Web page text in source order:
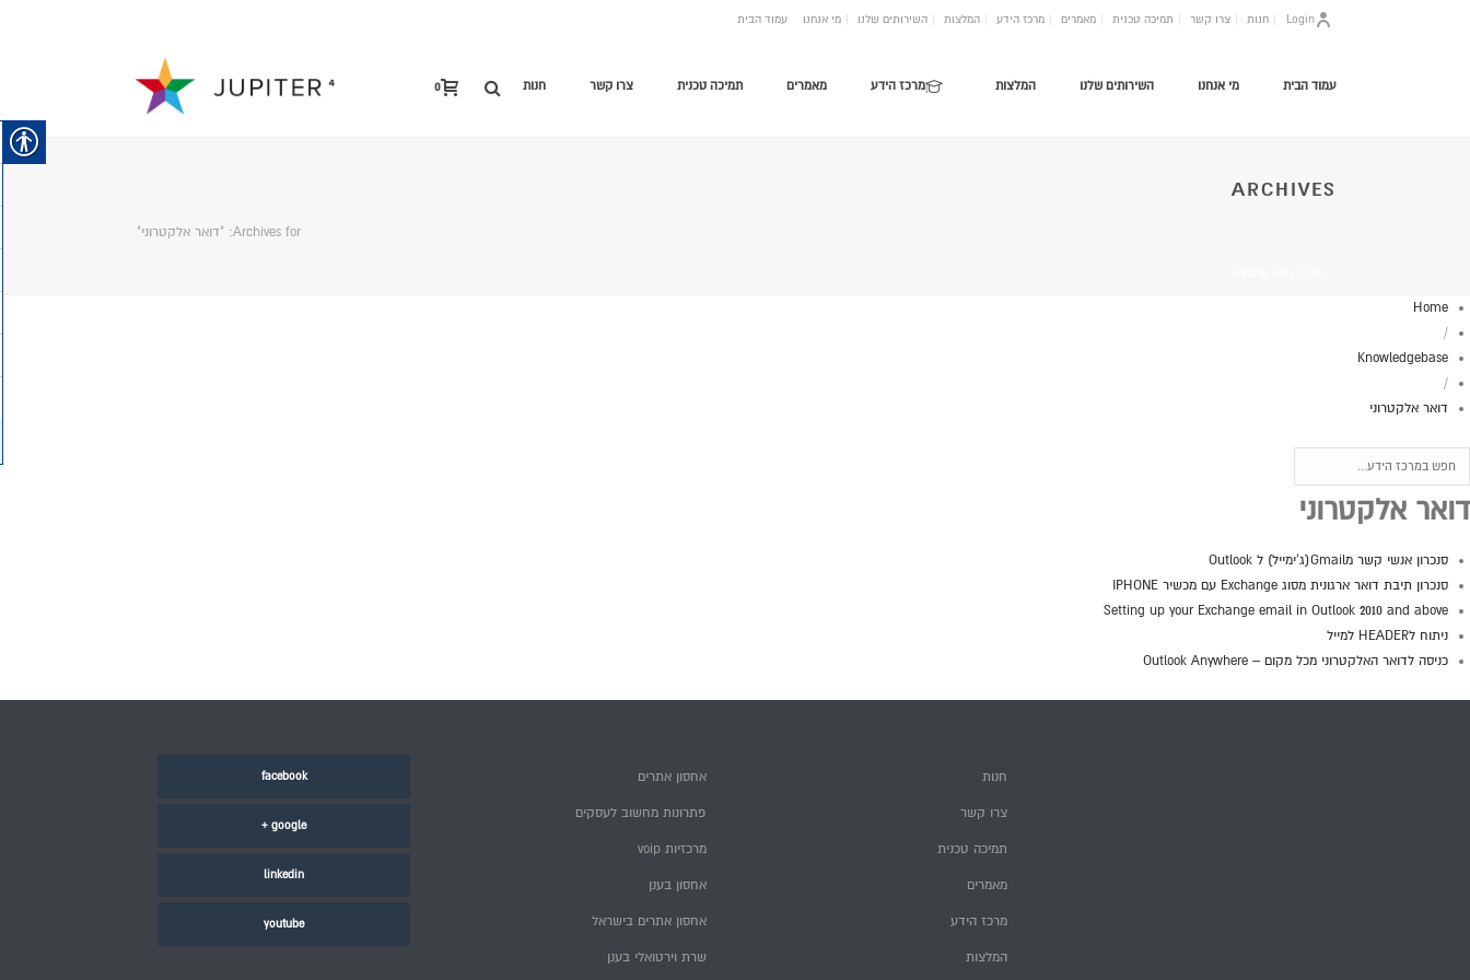
חנות צרו קשר תמיכה טכנית מאמרים מרכז הידע המלצות השירותים שלנו מי אנחנו עמוד הבית Login
חנות צרו קשר תמיכה טכנית מאמרים מרכז הידע המלצות השירותים שלנו מי אנחנו עמוד הבית 0
ARCHIVES
Archives for: "דואר אלקטרוני"
Home
/
Knowledgebase
/
דואר אלקטרוני
דואר אלקטרוני
סנכרון אנשי קשר מGmail(ג'ימייל) ל Outlook
סנכרון תיבת דואר ארגונית מסוג Exchange עם מכשיר IPHONE
Setting up your Exchange email in Outlook 2010 and above
ניתוח לHEADER למייל
כניסה לדואר האלקטרוני מכל מקום – Outlook Anywhere
facebook
google +
linkedin
youtube
אחסון אתרים
פתרונות מחשוב לעסקים
מרכזיות voip
אחסון בענן
אחסון אתרים בישראל
שרת וירטואלי בענן
חנות
צרו קשר
תמיכה טכנית
מאמרים
מרכז הידע
המלצות